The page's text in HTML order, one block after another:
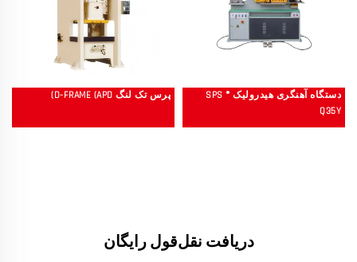
دستگاه آهنگری هیدرولیک SPS ®
Q35Y
پرس تک لنگ D-FRAME (APD)
دریافت نقل‌قول رایگان